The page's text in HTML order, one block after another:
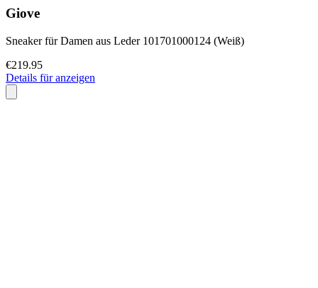
Giove
Sneaker für Damen aus Leder 101701000124 (Weiß)
€219.95
Details für anzeigen